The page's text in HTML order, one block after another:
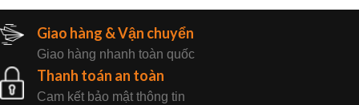
Giao hàng & Vận chuyển
Giao hàng nhanh toàn quốc
Thanh toán an toàn
Cam kết bảo mật thông tin